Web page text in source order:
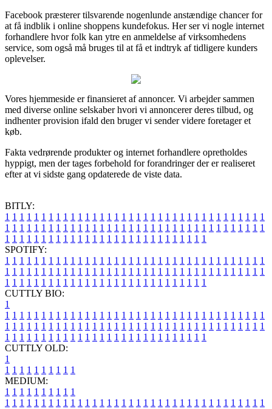
Facebook præsterer tilsvarende nogenlunde anstændige chancer for
at få indblik i online shoppens kundefokus. Her ser vi nogle internet
forhandlere hvor folk kan ytre en anmeldelse af virksomhedens
service, som også må bruges til at få et indtryk af tidligere kunders
oplevelser.
Vores hjemmeside er finansieret af annoncer. Vi arbejder sammen
med diverse online selskaber hvori vi annoncerer deres tilbud, og
indhenter provision ifald den bruger vi sender videre foretager et
køb.
Fakta vedrørende produkter og internet forhandlere opretholdes
hyppigt, men der tages forbehold for forandringer der er realiseret
efter at vi sidste gang opdaterede de viste data.
BITLY:
1 1 1 1 1 1 1 1 1 1 1 1 1 1 1 1 1 1 1 1 1 1 1 1 1 1 1 1 1 1 1 1 1 1 1 1
1 1 1 1 1 1 1 1 1 1 1 1 1 1 1 1 1 1 1 1 1 1 1 1 1 1 1 1 1 1 1 1 1 1 1 1
1 1 1 1 1 1 1 1 1 1 1 1 1 1 1 1 1 1 1 1 1 1 1 1 1 1 1 1
SPOTIFY:
1 1 1 1 1 1 1 1 1 1 1 1 1 1 1 1 1 1 1 1 1 1 1 1 1 1 1 1 1 1 1 1 1 1 1 1
1 1 1 1 1 1 1 1 1 1 1 1 1 1 1 1 1 1 1 1 1 1 1 1 1 1 1 1 1 1 1 1 1 1 1 1
1 1 1 1 1 1 1 1 1 1 1 1 1 1 1 1 1 1 1 1 1 1 1 1 1 1 1 1
CUTTLY BIO:
1
1 1 1 1 1 1 1 1 1 1 1 1 1 1 1 1 1 1 1 1 1 1 1 1 1 1 1 1 1 1 1 1 1 1 1 1
1 1 1 1 1 1 1 1 1 1 1 1 1 1 1 1 1 1 1 1 1 1 1 1 1 1 1 1 1 1 1 1 1 1 1 1
1 1 1 1 1 1 1 1 1 1 1 1 1 1 1 1 1 1 1 1 1 1 1 1 1 1 1 1
CUTTLY OLD:
1
1 1 1 1 1 1 1 1 1 1
MEDIUM:
1 1 1 1 1 1 1 1 1 1
1 1 1 1 1 1 1 1 1 1 1 1 1 1 1 1 1 1 1 1 1 1 1 1 1 1 1 1 1 1 1 1 1 1 1 1